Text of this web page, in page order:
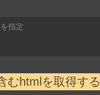
指定
むhtmlを取得する